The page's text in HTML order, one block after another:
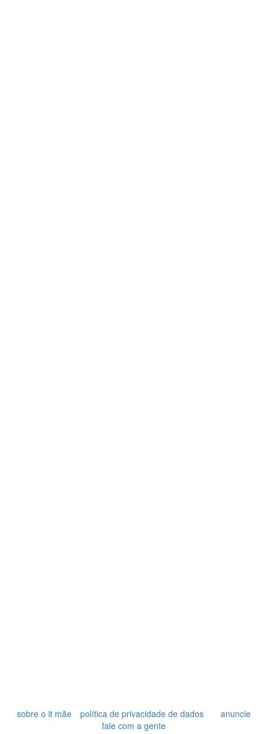
sobre o it mãe política de privacidade de dados
anuncie
fale com a gente